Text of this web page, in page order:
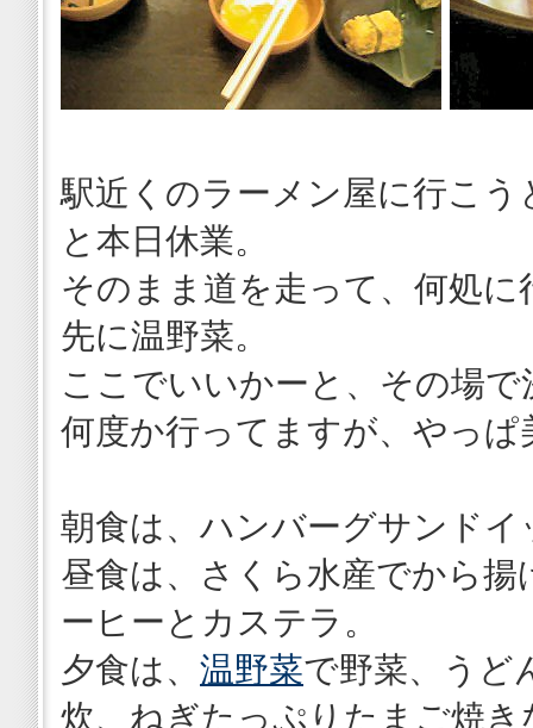
駅近くのラーメン屋に行こ
と本日休業。
そのまま道を走って、何処
先に温野菜。
ここでいいかーと、その場で
何度か行ってますが、やっぱ
朝食は、ハンバーグサンドイ
昼食は、さくら水産でから
ーヒーとカステラ。
夕食は、 温野菜で野菜、うど
炊、ねぎたっぷりたまご焼き